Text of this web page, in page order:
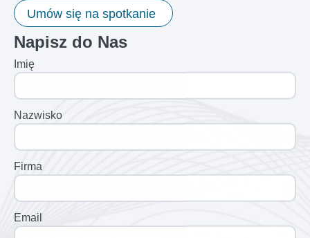
Umów się na spotkanie
Napisz do Nas
Imię
Nazwisko
Firma
Email